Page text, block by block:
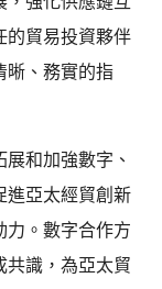
的貿易投資夥伴
晰、務實的指
和加強數字、
進亞太經貿創新
力。數字合作方
共識，為亞太貿